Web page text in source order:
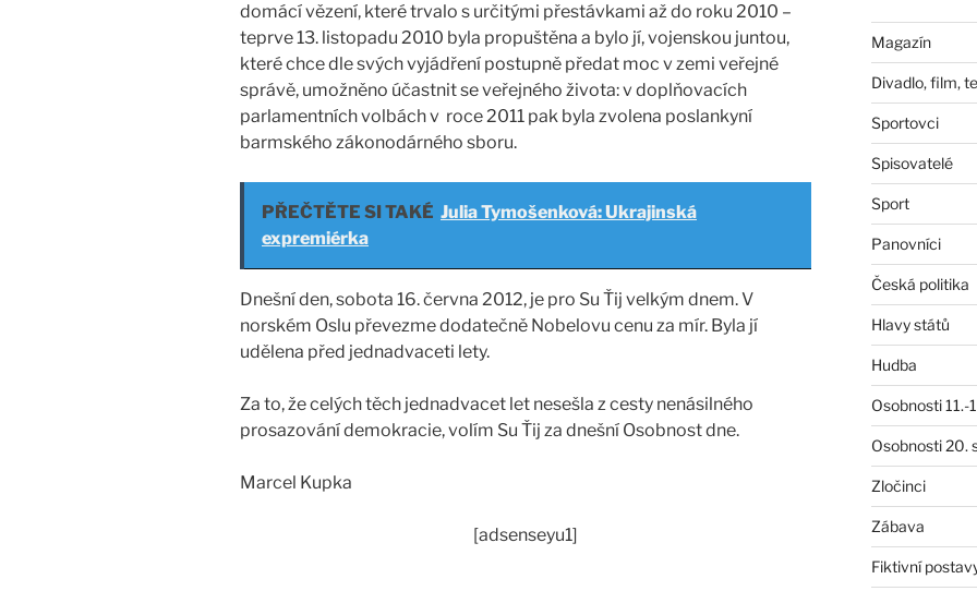
domácí vězení, které trvalo s určitými přestávkami až do roku 2010 –
teprve 13. listopadu 2010 byla propuštěna a bylo jí, vojenskou juntou,
které chce dle svých vyjádření postupně předat moc v zemi veřejné
správě, umožněno účastnit se veřejného života: v doplňovacích
parlamentních volbách v roce 2011 pak byla zvolena poslankyní
barmského zákonodárného sboru.
PŘEČTĚTE SI TAKÉ Julia Tymošenková: Ukrajinská
expremiérka
Dnešní den, sobota 16. června 2012, je pro Su Ťij velkým dnem. V
norském Oslu převezme dodatečně Nobelovu cenu za mír. Byla jí
udělena před jednadvaceti lety.
Za to, že celých těch jednadvacet let nesešla z cesty nenásilného
prosazování demokracie, volím Su Ťij za dnešní Osobnost dne.
Marcel Kupka
[adsenseyu1]
Magazín
Divadlo, film,
Sportovci
Spisovatelé
Sport
Panovníci
Česká politika
Hlavy států
Hudba
Osobnosti 11.-
Osobnosti 20.
Zločinci
Zábava
Fiktivní